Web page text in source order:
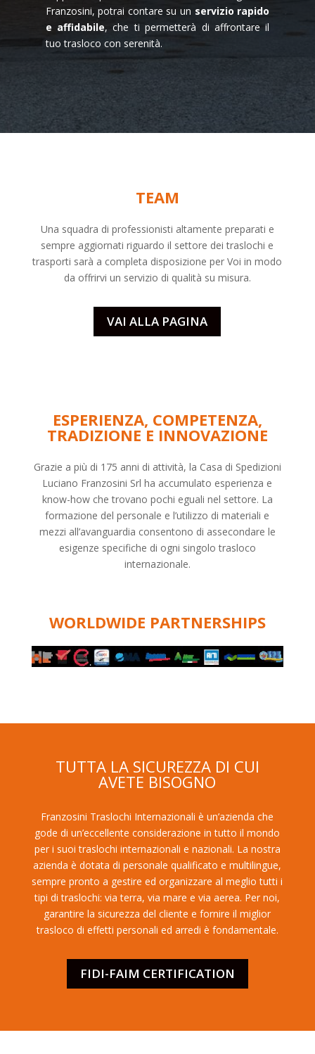
Franzosini, potrai contare su un servizio rapido
e affidabile, che ti permetterà di affrontare il
tuo trasloco con serenità.
TEAM
Una squadra di professionisti altamente preparati e
sempre aggiornati riguardo il settore deitraslochi e
trasporti sarà a completa disposizione per Voi in modo
da offrirvi un servizio di qualità su misura.
VAI ALLA PAGINA
ESPERIENZA, COMPETENZA,
TRADIZIONE E INNOVAZIONE
Grazie a più di 175 anni di attività, la Casa di Spedizioni
Luciano Franzosini Srl ha accumulato esperienza e
know-how che trovano pochi eguali nel settore. La
formazione del personale e l’utilizzo di materiali e
mezzi all’avanguardia consentono di assecondare le
esigenze specifiche di ogni singolo trasloco
internazionale.
WORLDWIDE PARTNERSHIPS
TUTTA LA SICUREZZA DI CUI
AVETE BISOGNO
Franzosini Traslochi Internazionali è un’azienda che
gode di un’eccellente considerazione in tutto il mondo
per i suoi traslochi internazionali e nazionali. La nostra
azienda è dotata di personale qualificato e multilingue,
sempre pronto a gestire ed organizzare al meglio tutti i
tipi di traslochi: via terra, via mare e via aerea. Per noi,
garantire la sicurezza del cliente e fornire il miglior
trasloco di effetti personali ed arredi è fondamentale.
FIDI-FAIM CERTIFICATION